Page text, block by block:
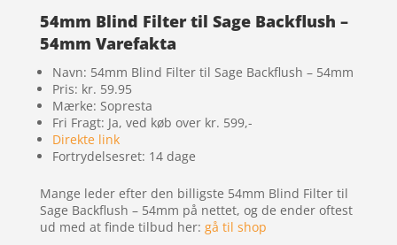
54mm Blind Filter til Sage Backflush –
54mm Varefakta
Navn: 54mm Blind Filter til Sage Backflush – 54mm
Pris: kr. 59.95
Mærke: Sopresta
Fri Fragt: Ja, ved køb over kr. 599,-
Direkte link
Fortrydelsesret: 14 dage
Mange leder efter den billigste 54mm Blind Filter til
Sage Backflush – 54mm på nettet, og de ender oftest
ud med at finde tilbud her: gå til shop